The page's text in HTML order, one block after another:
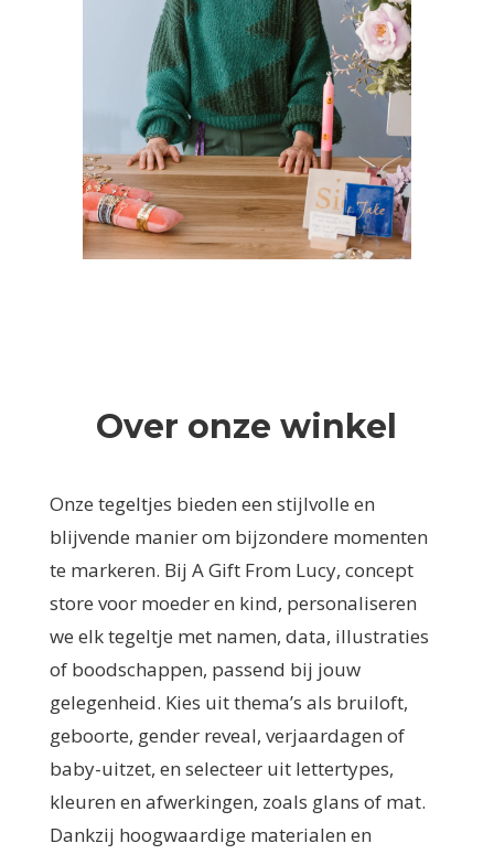
Over onze winkel
Onze tegeltjes bieden een stijlvolle en
blijvende manier om bijzondere momenten
te markeren. Bij A Gift From Lucy, concept
store voor moeder en kind, personaliseren
we elk tegeltje met namen, data, illustraties
of boodschappen, passend bij jouw
gelegenheid. Kies uit thema’s als bruiloft,
geboorte, gender reveal, verjaardagen of
baby-uitzet, en selecteer uit lettertypes,
kleuren en afwerkingen, zoals glans of mat.
Dankzij hoogwaardige materialen en